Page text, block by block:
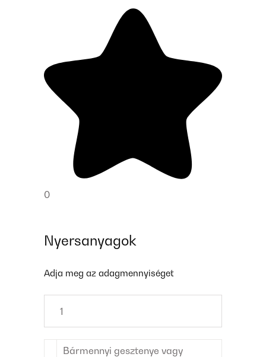
0
Nyersanyagok
Adja meg az adagmennyiséget
Bármennyi gesztenye vagy